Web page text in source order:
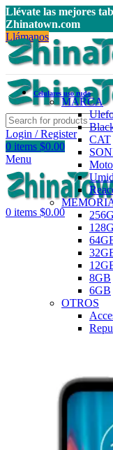
Llévate las mejores
Zhinatown.com
Llámanos
Login / Register
0 items $0.00
Menu
0 items $0.00
Celulares uso rudo
MARCA
CAT
8GB
6GB
OTROS